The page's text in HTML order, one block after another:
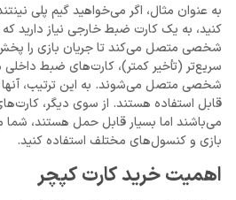
به عنوان مثال، اگر می‌خواهید گیم ‌پلی
کنید، به یک کارت ضبط خارجی نیاز دارید که
شخصی متصل می‌کند تا جریان بازی را پخش
سریع‌تر (تأخیر کمتر)، کارت‌های ضبط داخلی
شخصی متصل می‌شوند. به این ترتیب، آنها
قابل استفاده هستند. از سوی دیگر،
می‌باشند اما بسیار قابل حمل هستند، شما
بازی و کنسول‌های مختلف استفاده کنید.
اهمیت خرید کارت کپچر